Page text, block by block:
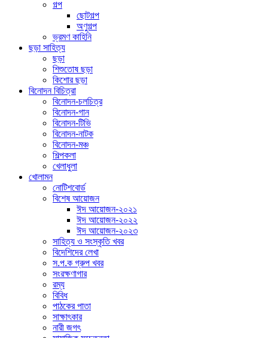
গল্প
ছোটগল্প
অণুগল্প
ভ্রমণ কাহিনি
ছড়া সাহিত্য
ছড়া
শিশুতোষ ছড়া
কিশোর ছড়া
বিনোদন বিচিত্রা
বিনোদন-চলচিত্র
বিনোদন-গান
বিনোদন-টিভি
বিনোদন-নাটক
বিনোদন-মঞ্চ
শিল্পকলা
খেলাধুলা
খোলামন
নোটিশবোর্ড
বিশেষ আয়োজন
ঈদ আয়োজন-২০২১
ঈদ আয়োজন-২০২২
ঈদ আয়োজন-২০২৩
সাহিত্য ও সংস্কৃতি খবর
বিদেশিদের লেখা
স.প.ক গ্রুপ খবর
সংরক্ষণাগার
রম্য
বিবিধ
পাঠকের পাতা
সাক্ষাৎকার
নারী জগৎ